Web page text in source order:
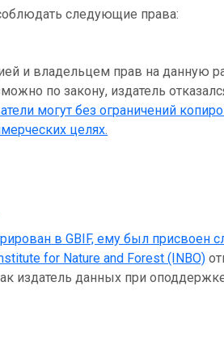
следующие права:
и владельцем прав на данную
по закону, издатель
могут без ограничений
целях.
в GBIF, ему был присвоен
for Nature and Forest (INBO)
издатель данных при